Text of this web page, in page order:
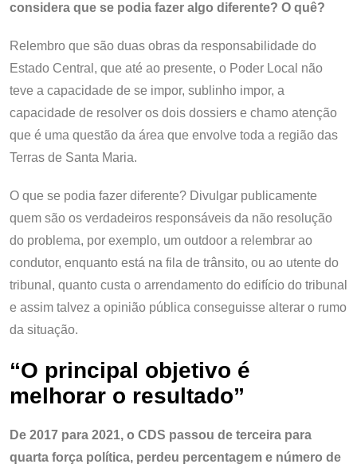
considera que se podia fazer algo diferente? O quê?
Relembro que são duas obras da responsabilidade do
Estado Central, que até ao presente, o Poder Local não
teve a capacidade de se impor, sublinho impor, a
capacidade de resolver os dois dossiers e chamo atenção
que é uma questão da área que envolve toda a região das
Terras de Santa Maria.
O que se podia fazer diferente? Divulgar publicamente
quem são os verdadeiros responsáveis da não resolução
do problema, por exemplo, um outdoor a relembrar ao
condutor, enquanto está na fila de trânsito, ou ao utente do
tribunal, quanto custa o arrendamento do edifício do tribunal
e assim talvez a opinião pública conseguisse alterar o rumo
da situação.
“O principal objetivo é
melhorar o resultado”
De 2017 para 2021, o CDS passou de terceira para
quarta força política, perdeu percentagem e número de